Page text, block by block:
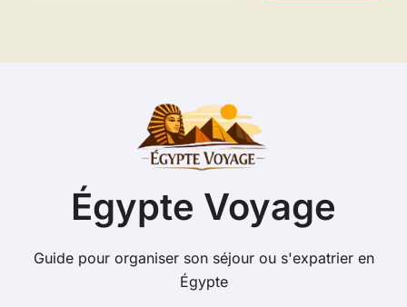
r
Égypte Voyage
Guide pour organiser son séjour ou s'expatrier en
Égypte